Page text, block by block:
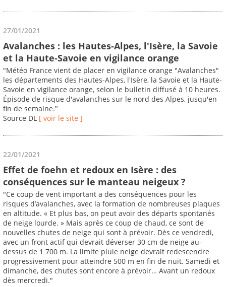
27/01/2021
Avalanches : les Hautes-Alpes, l'Isère, la Savoie
et la Haute-Savoie en vigilance orange
"Météo France vient de placer en vigilance orange "Avalanches"
les départements des Hautes-Alpes, l'Isère, la Savoie et la Haute-
Savoie en vigilance orange, selon le bulletin diffusé à 10 heures.
Épisode de risque d'avalanches sur le nord des Alpes, jusqu'en
fin de semaine."
Source DL [ voir le site ]
22/01/2021
Effet de foehn et redoux en Isère : des
conséquences sur le manteau neigeux ?
"Ce coup de vent important a des conséquences pour les
risques d’avalanches, avec la formation de nombreuses plaques
en altitude. « Et plus bas, on peut avoir des départs spontanés
de neige lourde. » Mais après ce coup de chaud, ce sont de
nouvelles chutes de neige qui sont à prévoir. Dès ce vendredi,
avec un front actif qui devrait déverser 30 cm de neige au-
dessus de 1 700 m. La limite pluie neige devrait redescendre
progressivement pour atteindre 500 m en fin de nuit. Samedi et
dimanche, des chutes sont encore à prévoir… Avant un redoux
dès mercredi."